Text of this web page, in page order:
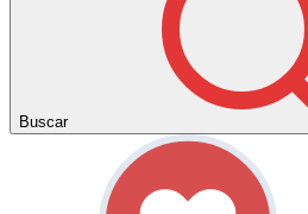
Buscar